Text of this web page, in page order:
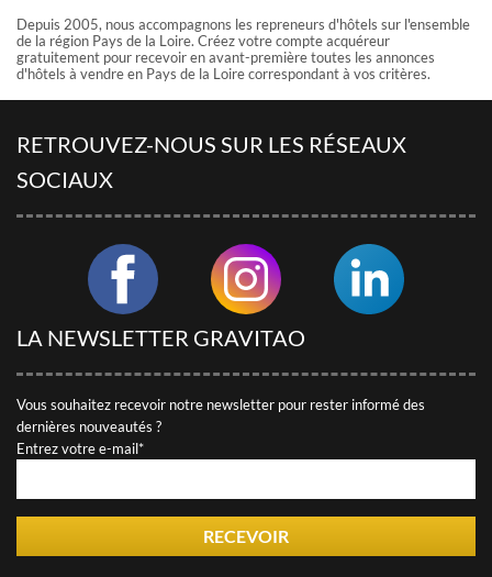
Depuis 2005, nous accompagnons les repreneurs d'hôtels sur l'ensemble
de la région Pays de la Loire. Créez votre compte acquéreur
gratuitement pour recevoir en avant-première toutes les annonces
d'hôtels à vendre en Pays de la Loire correspondant à vos critères.
RETROUVEZ-NOUS SUR LES RÉSEAUX
SOCIAUX
LA NEWSLETTER GRAVITAO
Vous souhaitez recevoir notre newsletter pour rester informé des
dernières nouveautés ?
Entrez votre e-mail*
RECEVOIR